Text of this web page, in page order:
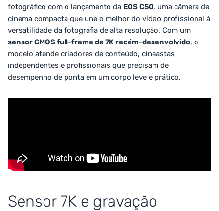
fotográfico com o lançamento da EOS C50, uma câmera de
cinema compacta que une o melhor do vídeo profissional à
versatilidade da fotografia de alta resolução. Com um
sensor CMOS full-frame de 7K recém-desenvolvido, o
modelo atende criadores de conteúdo, cineastas
independentes e profissionais que precisam de
desempenho de ponta em um corpo leve e prático.
Sensor 7K e gravação